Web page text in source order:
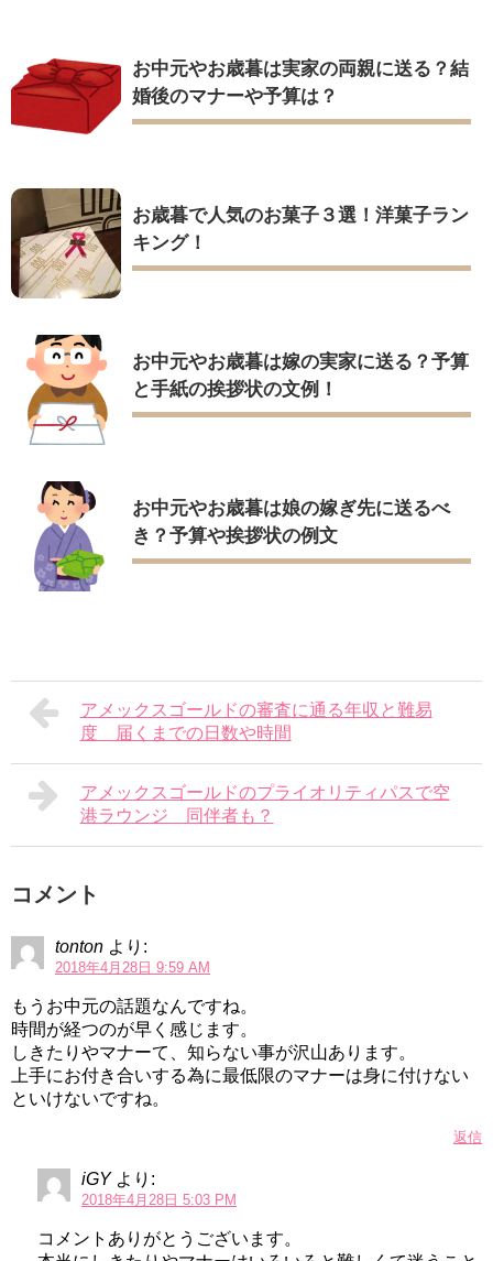
お中元やお歳暮は実家の両親に送る？結
婚後のマナーや予算は？
お歳暮で人気のお菓子３選！洋菓子ラン
キング！
お中元やお歳暮は嫁の実家に送る？予算
と手紙の挨拶状の文例！
お中元やお歳暮は娘の嫁ぎ先に送るべ
き？予算や挨拶状の例文
アメックスゴールドの審査に通る年収と難易
度 届くまでの日数や時間
アメックスゴールドのプライオリティパスで空
港ラウンジ 同伴者も？
コメント
tonton より:
2018年4月28日 9:59 AM
もうお中元の話題なんですね。
時間が経つのが早く感じます。
しきたりやマナーて、知らない事が沢山あります。
上手にお付き合いする為に最低限のマナーは身に付けない
といけないですね。
返信
iGY より:
2018年4月28日 5:03 PM
コメントありがとうございます。